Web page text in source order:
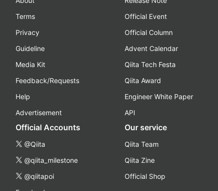
Terms
Privacy
Guideline
Media Kit
Feedback/Requests
Help
Advertisement
Official Event
Official Column
Advent Calendar
Qiita Tech Festa
Qiita Award
Engineer White Paper
API
Official Accounts
@Qiita
@qiita_milestone
@qiitapoi
Our service
Qiita Team
Qiita Zine
Official Shop